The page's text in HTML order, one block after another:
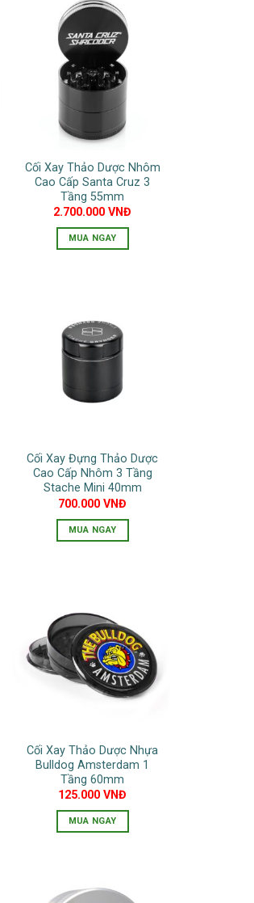
có
biến
thể.
Các
có
được
chọn
trên
trang
sản
Cối Xay Thảo Dược Nhôm
Cao Cấp Santa Cruz 3
Tầng 55mm
2.700.000VNĐ
MUA NGAY
Cối Xay Đựng Thảo Dược
Cao Cấp Nhôm 3 Tầng
Stache Mini 40mm
700.000VNĐ
MUA NGAY
Cối Xay Thảo Dược Nhựa
Bulldog Amsterdam 1
Tầng 60mm
125.000VNĐ
MUA NGAY